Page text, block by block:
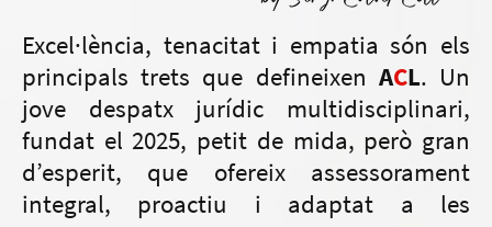
Excel·lència, tenacitat i empatia són els
principals trets que defineixen ACL. Un
jove despatx jurídic multidisciplinari,
fundat el 2025, petit de mida, però gran
d’esperit, que ofereix assessorament
integral, proactiu i adaptat a les